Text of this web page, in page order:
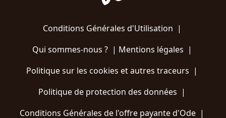
Conditions Générales d'Utilisation |
Qui sommes-nous ?| Mentions légales |
Politique sur les cookies et autres traceurs |
Politique de protection des données |
Conditions Générales de l'offre payante d'Ode |